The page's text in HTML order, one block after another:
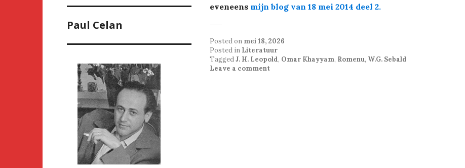
eveneens mijn blog van 18 mei 2014 deel 2.
Posted on mei 18, 2026
Posted in Literatuur
TaggedJ. H. Leopold, Omar Khayyam, Romenu, W.G. Sebald
Leave a comment
Paul Celan